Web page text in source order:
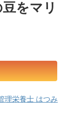
をマリ
理栄養士 はつみ